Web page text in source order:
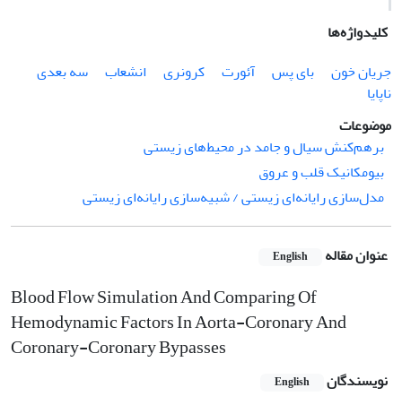
کلیدواژه‌ها
جریان خون
بای پس آئورت کرونری انشعاب
سه بعدی
ناپایا
موضوعات
برهم‌کنش سیال و جامد در محیط‌های زیستی
بیومکانیک قلب و عروق
مدل‌سازی رایانه‌ای زیستی / شبیه‌سازی رایانه‌ای زیستی
عنوان مقاله English
Blood Flow Simulation And Comparing Of
Hemodynamic Factors In Aorta-Coronary And
Coronary-Coronary Bypasses
نویسندگان English